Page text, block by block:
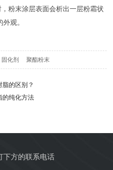
粉末涂层表面会析出一层粉霜状
观。
固化剂 聚酯粉末
的区别？
的纯化方法
下方的联系电话